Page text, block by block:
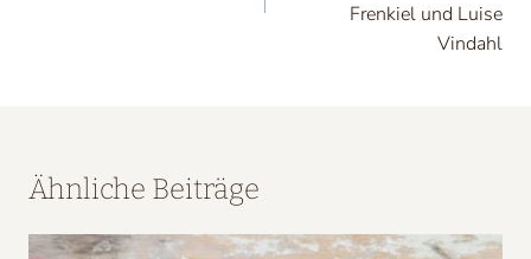
Frenkiel und Luise
Vindahl
Ähnliche Beiträge